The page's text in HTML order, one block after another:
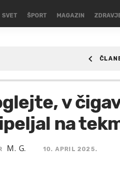
SVET ŠPORT MAGAZIN
/SPORT/
v
na
M. G. 10. APRIL 2025.